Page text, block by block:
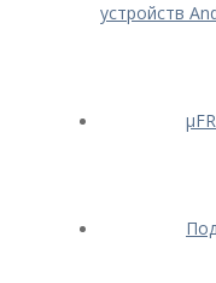
устройств